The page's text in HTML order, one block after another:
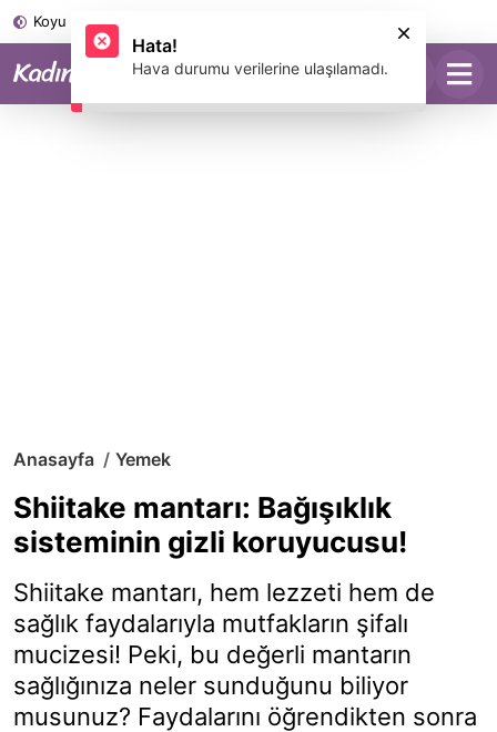
Koyu Mod
Anasayfa Yemek
Shiitake mantarı: Bağışıklık
sisteminin gizli koruyucusu!
Shiitake mantarı, hem lezzeti hem de
sağlık faydalarıyla mutfakların şifalı
mucizesi! Peki, bu değerli mantarın
sağlığınıza neler sunduğunu biliyor
musunuz? Faydalarını öğrendikten sonra